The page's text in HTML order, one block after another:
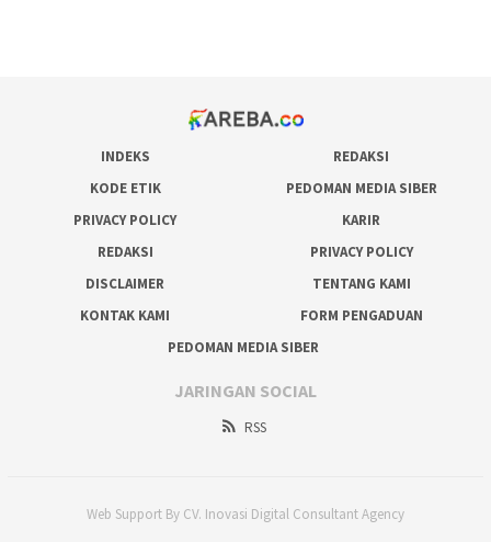
INDEKS
REDAKSI
KODE ETIK
PEDOMAN MEDIA SIBER
PRIVACY POLICY
KARIR
REDAKSI
PRIVACY POLICY
DISCLAIMER
TENTANG KAMI
KONTAK KAMI
FORM PENGADUAN
PEDOMAN MEDIA SIBER
JARINGAN SOCIAL
RSS
Web Support By CV. Inovasi Digital Consultant Agency